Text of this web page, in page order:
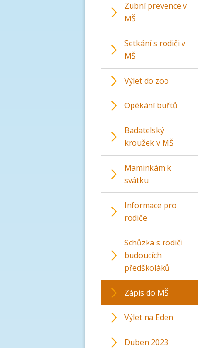
Zubní prevence v
MŠ
Setkání s rodiči v
MŠ
Výlet do zoo
Opékání buřtů
Badatelský
kroužek v MŠ
Maminkám k
svátku
Informace pro
rodiče
Schůzka s rodiči
budoucích
předškoláků
Zápis do MŠ
Výlet na Eden
Duben 2023